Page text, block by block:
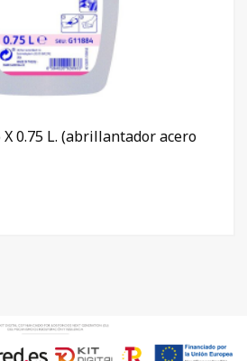
X 0.75 L. (abrillantador acero